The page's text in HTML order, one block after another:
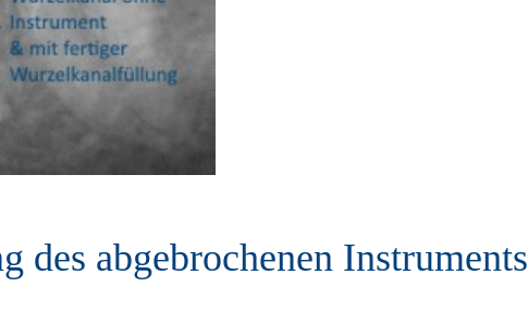
des abgebrochenen Instruments